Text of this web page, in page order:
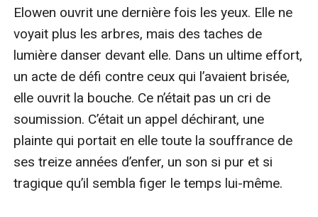
Elowen ouvrit une dernière fois les yeux. Elle ne
voyait plus les arbres, mais des taches de
lumière danser devant elle. Dans un ultime effort,
un acte de défi contre ceux qui l’avaient brisée,
elle ouvrit la bouche. Ce n’était pas un cri de
soumission. C’était un appel déchirant, une
plainte qui portait en elle toute la souffrance de
ses treize années d’enfer, un son si pur et si
tragique qu’il sembla figer le temps lui-même.